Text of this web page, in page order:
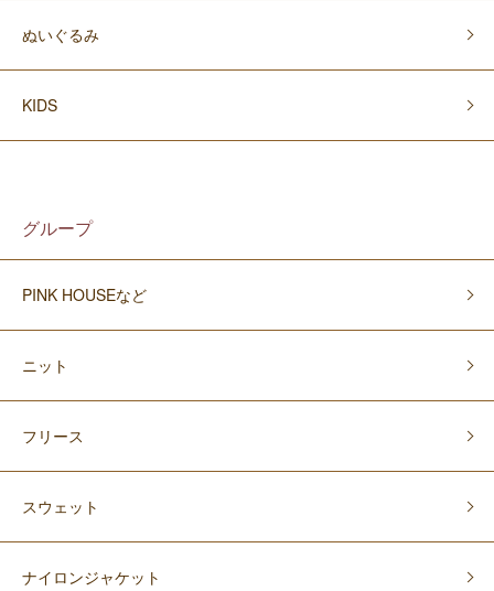
ぬいぐるみ
KIDS
グループ
PINK HOUSEなど
ニット
フリース
スウェット
ナイロンジャケット